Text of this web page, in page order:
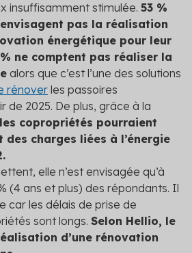
insuffisamment stimulée. 53 %
pas la réalisation
énergétique pour leur
ne comptent pas réaliser la
alors que c’est l’une des solutions
rénover les passoires
de 2025. De plus, grâce à la
les copropriétés pourraient
charges liées à l’énergie
.
elle n’est envisagée qu’à
(4 ans et plus) des répondants. Il
car les délais de prise de
sont longs. Selon Hellio, le
d’une rénovation